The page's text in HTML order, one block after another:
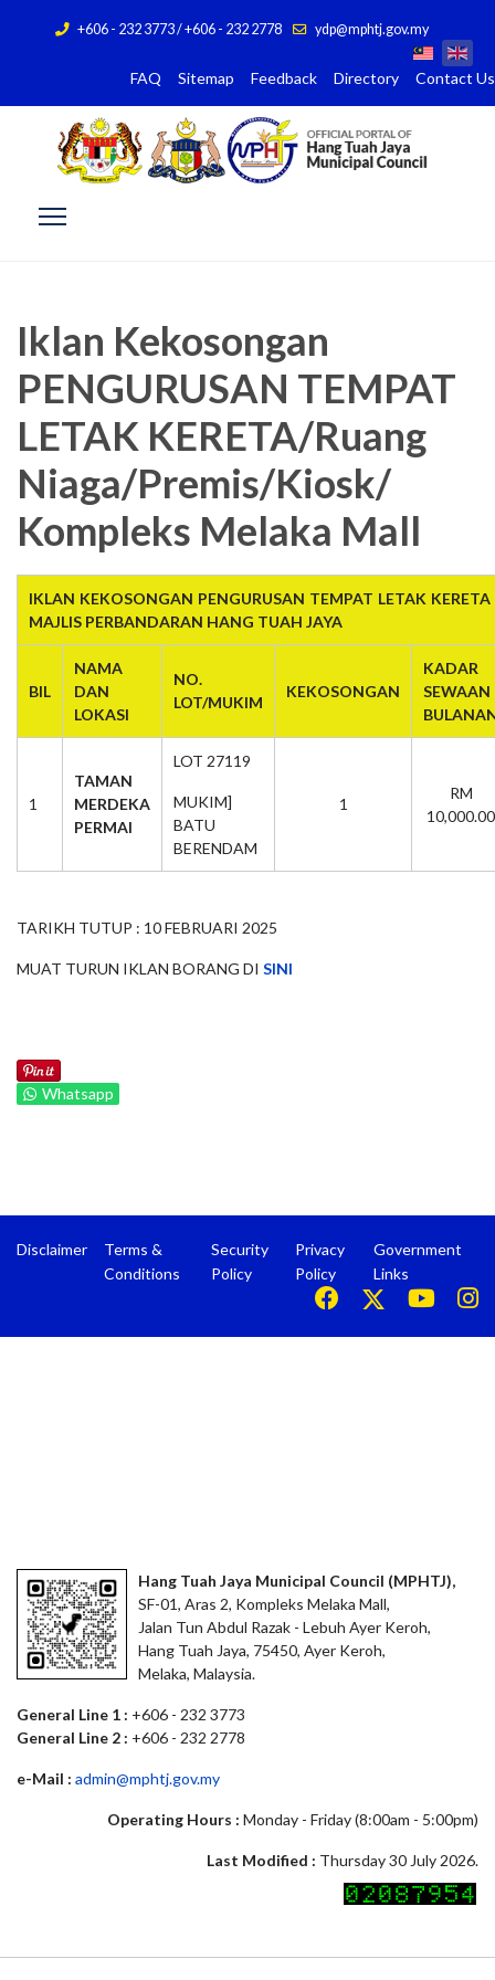
+606 - 232 3773 / +606 - 232 2778 ydp@mphtj.gov.my
FAQ Sitemap Feedback Directory Contact Us
Iklan Kekosongan
PENGURUSAN TEMPAT
LETAK KERETA/Ruang
Niaga/Premis/Kiosk/
Kompleks Melaka Mall
IKLAN KEKOSONGAN PENGURUSAN TEMPAT LETAK
MAJLIS PERBANDARAN HANG TUAH JAYA
BIL
NAMA
DAN
LOKASI
NO.
LOT/MUKIM
KEKOSONGAN
KADAR
SEWAAN
1
TAMAN
MERDEKA
PERMAI
LOT 27119
MUKIM]
BATU
BERENDAM
1
RM
10,000.00
TARIKH TUTUP : 10 FEBRUARI 2025
MUAT TURUN IKLAN BORANG DI SINI
Whatsapp
Disclaimer
Terms &
Conditions
Security
Policy
Privacy
Policy
Government
Links
Hang Tuah Jaya Municipal Council (MPHTJ),
SF-01, Aras 2, Kompleks Melaka Mall,
Jalan Tun Abdul Razak - Lebuh Ayer Keroh,
Hang Tuah Jaya, 75450, Ayer Keroh,
Melaka, Malaysia.
General Line 1 : +606 - 232 3773
General Line 2 : +606 - 232 2778
e-Mail : admin@mphtj.gov.my
Operating Hours : Monday - Friday (8:00am - 5:00pm)
Last Modified : Thursday 30 July 2026.